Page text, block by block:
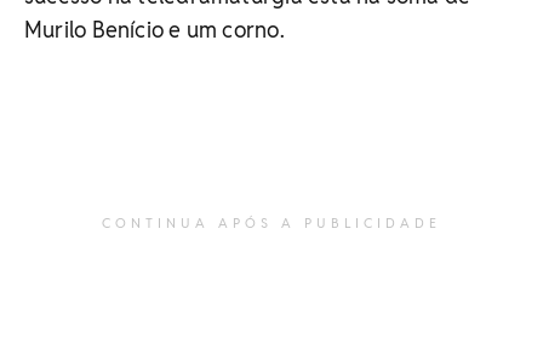
Murilo Benício e um corno.
CONTINUA APÓS A PUBLICIDADE